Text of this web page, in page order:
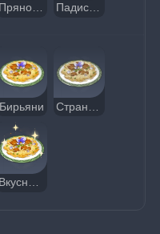
Пряность Падисара
Бирьяни
Вкусный бирьяни